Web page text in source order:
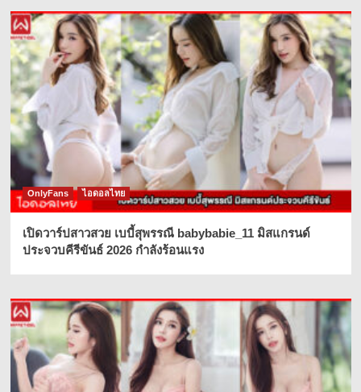
OnlyFans ไอดอลไทย
เปิดวาร์ปสาวสวย เบบี้สุพรรณี babybabie_11 มิสแกรนด์
ประจวบคีรีขันธ์ 2026 กำลังร้อนแรง